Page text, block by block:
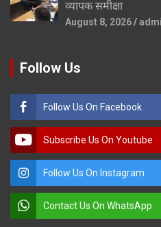
व्यापक समीक्षा
August 8, 2026
Follow Us
Follow Us On Facebook
Subscribe Us On Youtube
Follow Us On Instagram
Contact Us On WhatsApp